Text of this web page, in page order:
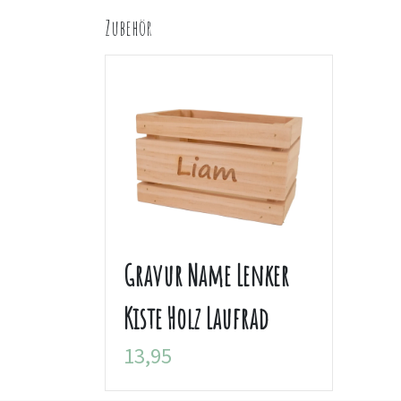
Zubehör
Gravur Name Lenker
Kiste Holz Laufrad
13,95